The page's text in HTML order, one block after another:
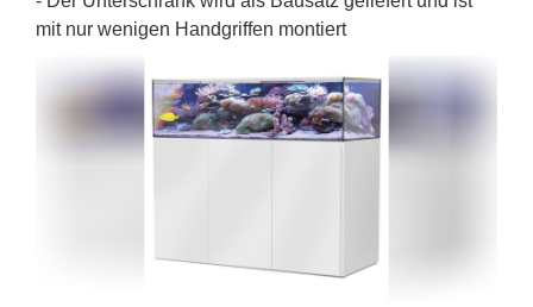
mit nur wenigen Handgriffen montiert